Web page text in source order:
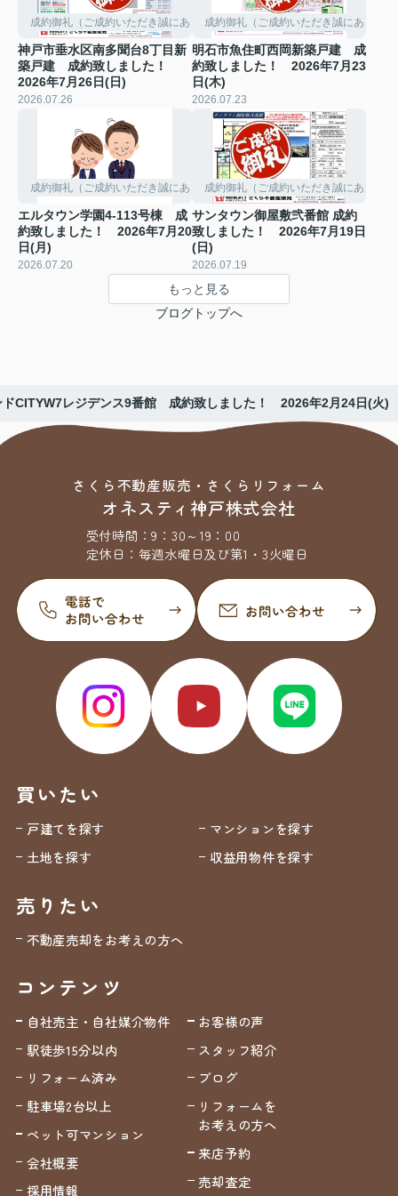
成約御礼（ご成約いただき誠にありがとうございました。）
神戸市垂水区南多聞台8丁目新
築戸建 成約致しました！
2026年7月26日(日)
2026.07.26
成約御礼（ご成約いただき誠にありが
明石市魚住町西岡新築戸建 成
約致しました！ 2026年7月23
日(木)
2026.07.23
成約御礼（ご成約いただき誠にありがとうございました。）
エルタウン学園4-113号棟 成
約致しました！ 2026年7月20
日(月)
2026.07.20
成約御礼（ご成約いただき誠にありが
サンタウン御屋敷弐番館 成約
致しました！ 2026年7月19日
(日)
2026.07.19
もっと見る
ブログトップへ
ドCITYW7レジデンス9番館 成約致しました！ 2026年2月24日(火)
さくら不動産販売・さくらリフォーム
オネスティ神戸株式会社
受付時間：9：30～19：00
定休日： 毎週水曜日及び第1・3火曜日
買いたい
戸建てを探す
マンションを探す
土地を探す
収益用物件を探す
売りたい
不動産売却をお考えの方へ
コンテンツ
自社売主・自社媒介物件
駅徒歩15分以内
リフォーム済み
駐車場2台以上
ペット可マンション
会社概要
採用情報
お客様の声
スタッフ紹介
ブログ
リフォームを
お考えの方へ
来店予約
売却査定